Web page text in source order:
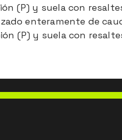
(P) y suela con
enteramente de
(P) y suela con